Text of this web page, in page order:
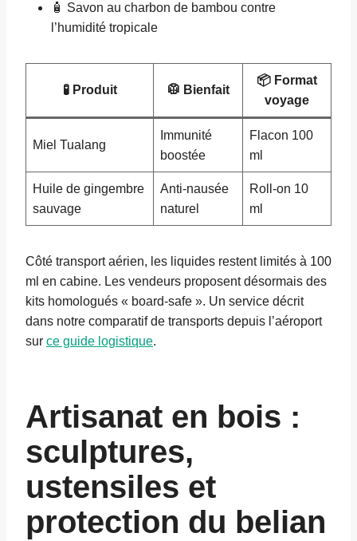
🧴 Savon au charbon de bambou contre
l’humidité tropicale
🧪 Produit 🥼 Bienfait
📦 Format
voyage
Miel Tualang
Immunité
boostée
Flacon 100
ml
Huile de gingembre
sauvage
Anti-nausée
naturel
Roll-on 10
ml
Côté transport aérien, les liquides restent limités à 100
ml en cabine. Les vendeurs proposent désormais des
kits homologués « board-safe ». Un service décrit
dans notre comparatif de transports depuis l’aéroport
sur ce guide logistique.
Artisanat en bois :
sculptures,
ustensiles et
protection du belian